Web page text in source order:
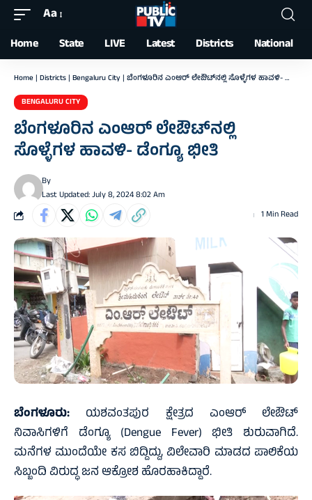
Font
Resizer
Aa
Home State LIVE Latest Districts National
Home | Districts | Bengaluru City | ಬೆಂಗಳೂರಿನ ಎಂಆರ್ ಲೇಔಟ್‍ನಲ್ಲಿ ಸೊಳ್ಳೆಗಳ ಹಾವಳಿ- ಡೆಂಗ್ಯೂ ಭೀತಿ
BENGALURU CITY
ಬೆಂಗಳೂರಿನ ಎಂಆರ್ ಲೇಔಟ್‍ನಲ್ಲಿ
ಸೊಳ್ಳೆಗಳ ಹಾವಳಿ- ಡೆಂಗ್ಯೂ ಭೀತಿ
Last Updated: July 8, 2024 8:02 Am
By
1 Min Read
ಬೆಂಗಳೂರು: ಯಶವಂತಪುರ ಕ್ಷೇತ್ರದ ಎಂಆರ್ ಲೇಔಟ್
ನಿವಾಸಿಗಳಿಗೆ ಡೆಂಗ್ಯೂ (Dengue Fever) ಭೀತಿ ಶುರುವಾಗಿದೆ.
ಮನೆಗಳ ಮುಂದೆಯೇ ಕಸ ಬಿದ್ದಿದ್ದು, ವಿಲೇವಾರಿ ಮಾಡದ ಪಾಲಿಕೆಯ
ಸಿಬ್ಬಂದಿ ವಿರುದ್ಧ ಜನ ಆಕ್ರೋಶ ಹೊರಹಾಕಿದ್ದಾರೆ.